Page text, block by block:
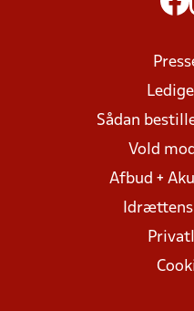
Sådan
Vold
Afbud +